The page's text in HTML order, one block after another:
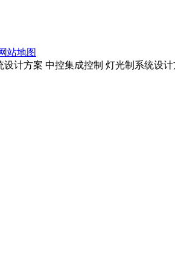
站地图
计方案 中控集成控制 灯光制系统设